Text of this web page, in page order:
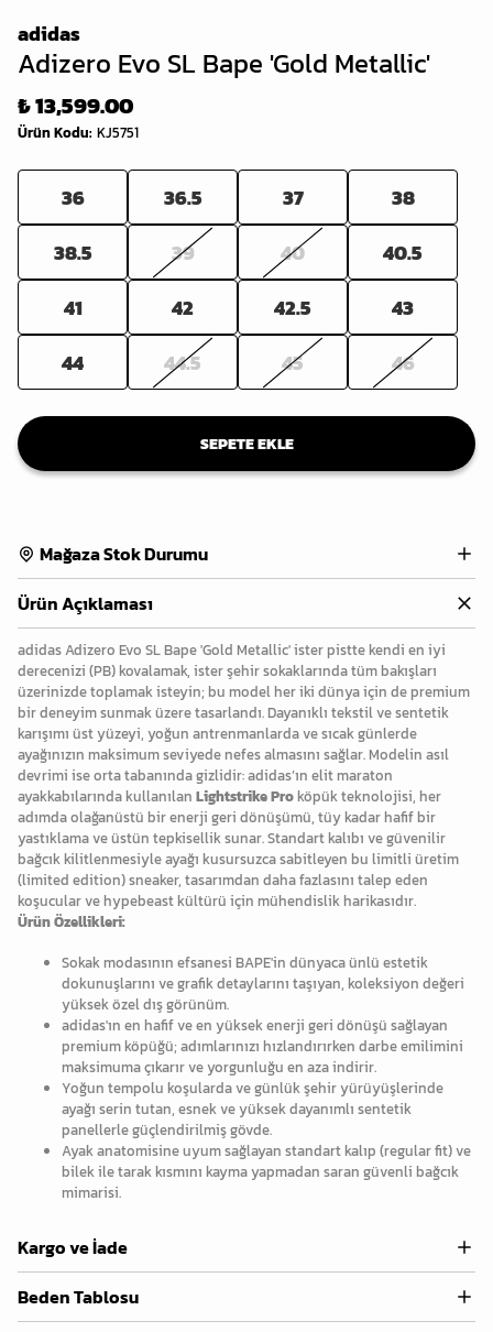
1 2 3 4 5 6 7 8
adidas
Adizero Evo SL Bape 'Gold Metallic'
₺ 13,599.00
Ürün Kodu: KJ5751
36 36.5 37
38
38.5
39 40
40.5
41
42 42.5
43
44
44.5 45 46
SEPETE EKLE
Mağaza Stok Durumu
Ürün Açıklaması
adidas Adizero Evo SL Bape 'Gold Metallic' ister pistte kendi en iyi
derecenizi (PB) kovalamak, ister şehir sokaklarında tüm bakışları
üzerinizde toplamak isteyin; bu model her iki dünya için de premium
bir deneyim sunmak üzere tasarlandı. Dayanıklı tekstil ve sentetik
karışımı üst yüzeyi, yoğun antrenmanlarda ve sıcak günlerde
ayağınızın maksimum seviyede nefes almasını sağlar. Modelin asıl
devrimi ise orta tabanında gizlidir: adidas’ın elit maraton
ayakkabılarında kullanılan Lightstrike Proköpük teknolojisi, her
adımda olağanüstü bir enerji geri dönüşümü, tüy kadar hafif bir
yastıklama ve üstün tepkisellik sunar. Standart kalıbı ve güvenilir
bağcık kilitlenmesiyle ayağı kusursuzca sabitleyen bu limitli üretim
(limited edition) sneaker, tasarımdan daha fazlasını talep eden
koşucular ve hypebeast kültürü için mühendislik harikasıdır.
Ürün Özellikleri:
Sokak modasının efsanesi BAPE'in dünyaca ünlü estetik
dokunuşlarını ve grafik detaylarını taşıyan, koleksiyon değeri
yüksek özel dış görünüm.
adidas'ın en hafif ve en yüksek enerji geri dönüşü sağlayan
premium köpüğü; adımlarınızı hızlandırırken darbe emilimini
maksimuma çıkarır ve yorgunluğu en aza indirir.
Yoğun tempolu koşularda ve günlük şehir yürüyüşlerinde
ayağı serin tutan, esnek ve yüksek dayanımlı sentetik
panellerle güçlendirilmiş gövde.
Ayak anatomisine uyum sağlayan standart kalıp (regular fit) ve
bilek ile tarak kısmını kayma yapmadan saran güvenli bağcık
mimarisi.
Kargo ve İade
Beden Tablosu